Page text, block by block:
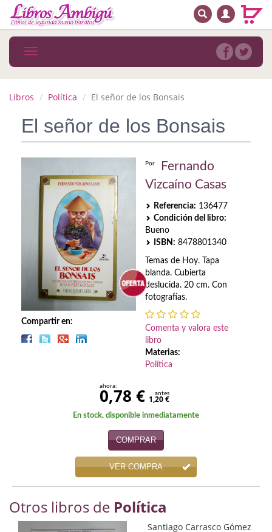
MENÚ PRINCIPAL
Novedades
MATERIAS
Astrología. Ocultismo
Autoayuda. Conocimiento personal
Autoayuda. Crecimiento personal
Biografías
Ciencia ficción
Cine
Discos deVinilo. LP
Divulgación científica
DVD
BUSCAR
Toggle
navigation
Libros Política El señor de los Bonsais
El señor de los Bonsais
Compartir en:
Por
Fernando
Vizcaíno Casas
Referencia: 136477
Condición del libro:
Bueno
ISBN: 8478801340
Temas de Hoy. Tapa
blanda. Cubierta
deslucida. 20 cm. Con
fotografías.
Comenta y valora este
libro
Materias:
Política
ahora:
0,78 € antes
1,20 €
En stock, disponible inmediatamente
COMPRAR
VER COMPRA
Otros libros de Política
Santiago Carrasco Gómez